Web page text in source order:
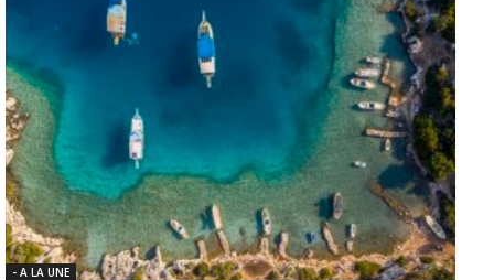
- A LA UNE